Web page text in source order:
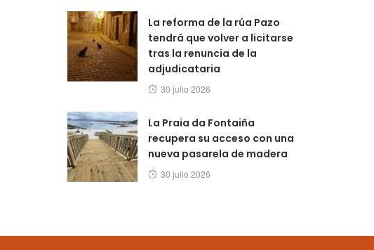
La reforma de la rúa Pazo
tendrá que volver a licitarse
tras la renuncia de la
adjudicataria
Posted
30 julio 2026
La Praia da Fontaiña
recupera su acceso con una
nueva pasarela de madera
Posted
30 julio 2026